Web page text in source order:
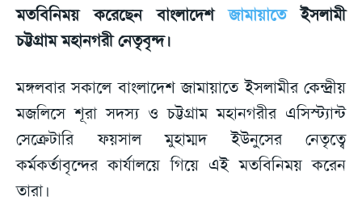
মতবিনিময় করেছেন বাংলাদেশজামায়াতেইসলামী
চট্টগ্রাম মহানগরী নেতৃবৃন্দ।
মঙ্গলবার সকালে বাংলাদেশ জামায়াতে ইসলামীর কেন্দ্রীয়
মজলিসে শূরা সদস্য ও চট্টগ্রাম মহানগরীর এসিস্ট্যান্ট
সেক্রেটারি ফয়সাল মুহাম্মদ ইউনুসের নেতৃত্বে
কর্মকর্তাবৃন্দের কার্যালয়ে গিয়ে এই মতবিনিময় করেন
তারা।